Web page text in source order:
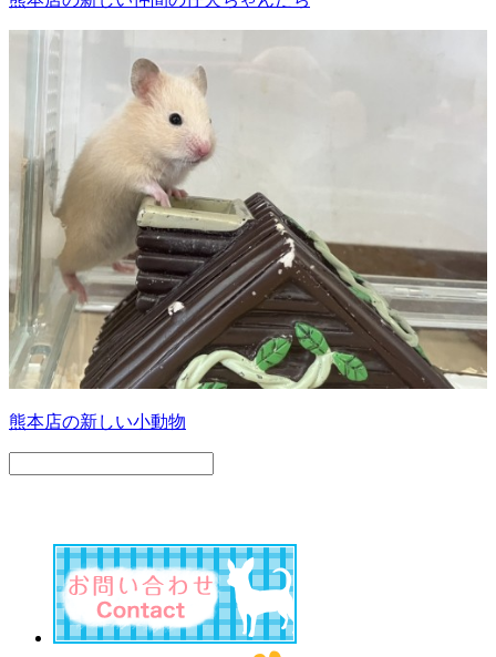
熊本店の新しい小動物